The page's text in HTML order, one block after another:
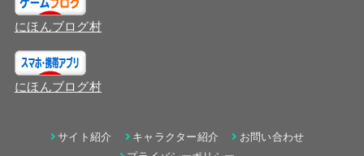
にほんブログ村
にほんブログ村
サイト紹介 キャラクター紹介
お問い合わせ